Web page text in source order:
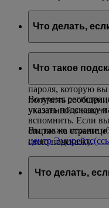
Что делать,
Если вы не
Забыли пароль?
странице входа.
пароля, которую
получить
указанный в вашем
Вы также можете
центр Эмирейтс
Что такое
Во время
указать подсказку
вспомнить. Если
опцию на странице
свою подсказку.
Что делать,